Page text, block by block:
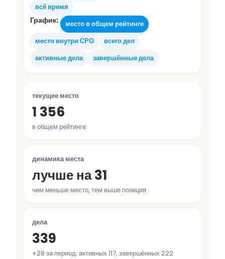
всё время
График:
место в общем рейтинге
место внутри СРО
всего дел
активные дела
завершённые дела
текущее место
1 356
в общем рейтинге
динамика места
лучше на 31
чем меньше место, тем выше позиция
дела
339
+28 за период; активных 117, завершённых 222